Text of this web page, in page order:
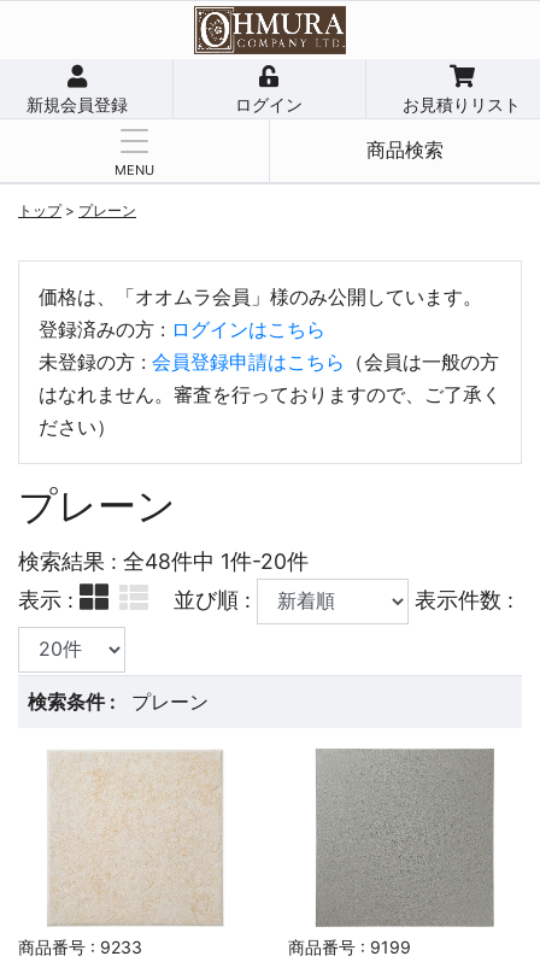
新規会員登録 ログイン お見積りリスト
MENU
商品検索
トップ> プレーン
価格は、「オオムラ会員」様のみ公開しています。
登録済みの方 : ログインはこちら
未登録の方 : 会員登録申請はこちら （会員は一般の方
はなれません。審査を行っておりますので、ご了承く
ださい）
プレーン
検索結果 : 全48件中 1件-20件
表示 :
並び順 : 表示件数 :
検索条件 : プレーン
商品番号 : 9233 商品番号 : 9199